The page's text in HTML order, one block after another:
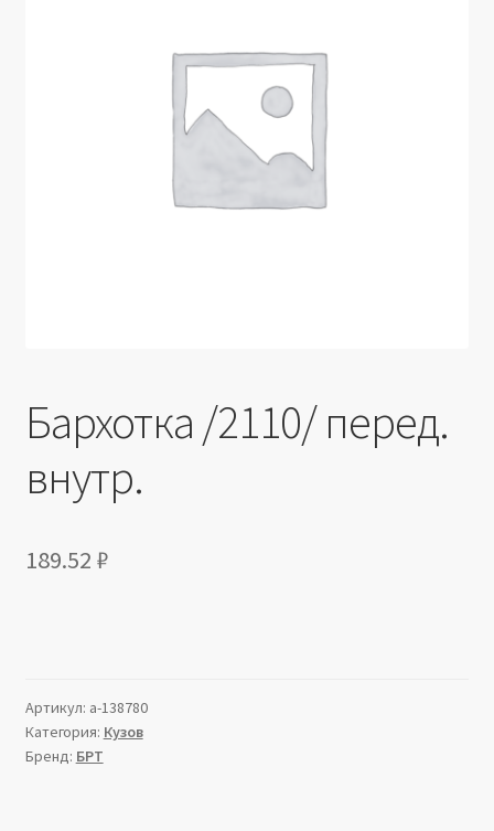
Юридические данные
Бархотка /2110/ перед.
внутр.
189.52 ₽
Артикул: a-138780
Категория: Кузов
Бренд: БРТ